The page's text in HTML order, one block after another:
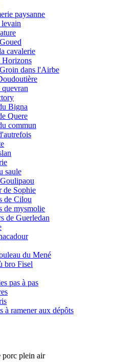
paysanne
cavalerie
Horizons
dans l'Airbe
Bigna
Quere
commun
saule
de Sophie
de Cilou
de mysmolie
de Guerledan
du Mené
bro Fisel
pas à pas
à ramener aux dépôts
porc plein air